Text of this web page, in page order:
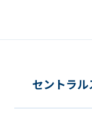
セントラ